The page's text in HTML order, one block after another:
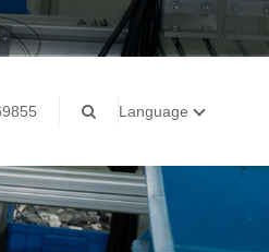
Language